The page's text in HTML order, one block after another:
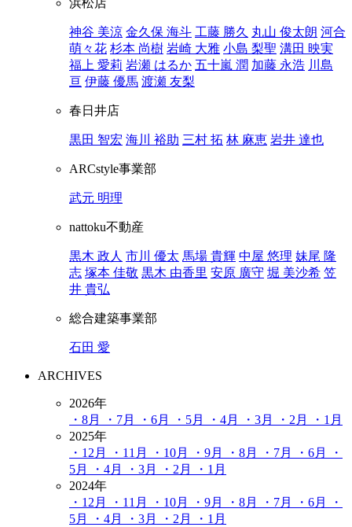
神谷 美涼 金久保 海斗 工藤 勝久 丸山 俊太朗 河合
萌々花 杉本 尚樹 岩崎 大雅 小島 梨聖 溝田 映実
福上 愛莉 岩瀬 はるか 五十嵐 潤 加藤 永浩 川島
亘 伊藤 優馬 渡瀬 友梨
春日井店
黒田 智宏 海川 裕助 三村 拓 林 麻恵 岩井 達也
ARCstyle事業部
武元 明理
nattoku不動産
黒木 政人 市川 優太 馬場 貴輝 中屋 悠理 妹尾 隆
志 塚本 佳敬 黒木 由香里 安原 廣守 堀 美沙希 笠
井 貴弘
総合建築事業部
石田 愛
ARCHIVES
2026年
・8月
・7月 ・6月 ・5月 ・4月 ・3月 ・2月
・1月
2025年
・12月
・11月 ・10月 ・9月 ・8月 ・7月 ・6月
・
5月
・4月 ・3月 ・2月
・1月
2024年
・12月
・11月 ・10月 ・9月 ・8月 ・7月 ・6月
・
5月
・4月 ・3月 ・2月
・1月